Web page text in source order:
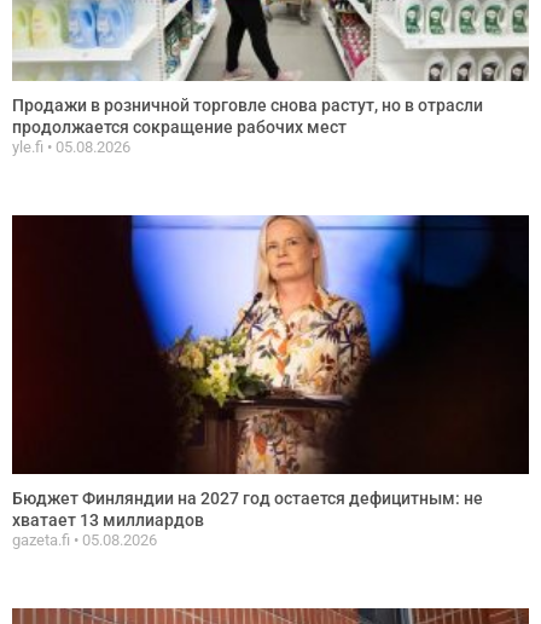
Продажи в розничной торговле снова растут, но в отрасли
продолжается сокращение рабочих мест
yle.fi 05.08.2026
Бюджет Финляндии на 2027 год остается дефицитным: не
хватает 13 миллиардов
gazeta.fi 05.08.2026